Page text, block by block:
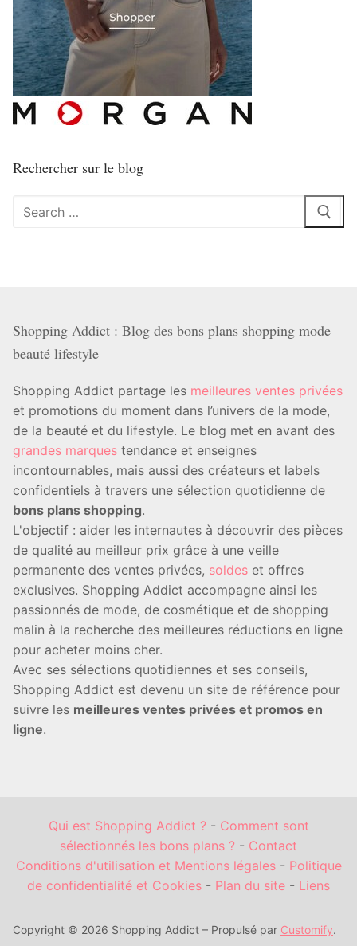
Rechercher sur le blog
Rechercher
Shopping Addict : Blog des bons plans shopping mode
beauté lifestyle
Shopping Addict partage les meilleures ventes privées
et promotions du moment dans l’univers de la mode,
de la beauté et du lifestyle. Le blog met en avant des
grandes marques tendance et enseignes
incontournables, mais aussi des créateurs et labels
confidentiels à travers une sélection quotidienne de
bons plans shopping.
L'objectif : aider les internautes à découvrir des pièces
de qualité au meilleur prix grâce à une veille
permanente des ventes privées, soldes et offres
exclusives. Shopping Addict accompagne ainsi les
passionnés de mode, de cosmétique et de shopping
malin à la recherche des meilleures réductions en ligne
pour acheter moins cher.
Avec ses sélections quotidiennes et ses conseils,
Shopping Addict est devenu un site de référence pour
suivre les meilleures ventes privées et promos en
ligne.
Qui est Shopping Addict ?- Comment sont
sélectionnés les bons plans ? - Contact
Conditions d'utilisation et Mentions légales- Politique
de confidentialité et Cookies - Plan du site - Liens
Copyright © 2026 Shopping Addict – Propulsé par Customify.